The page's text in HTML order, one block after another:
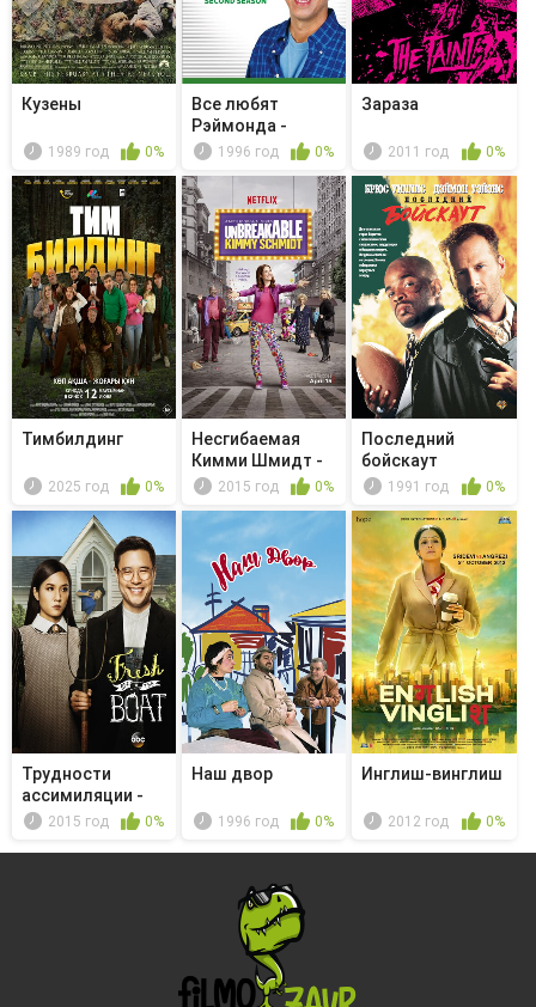
Кузены
1989 год 0%
Все любят
Рэймонда -
Getting Even
1996 год 0%
Зараза
2011 год 0%
Тимбилдинг
2025 год 0%
Несгибаемая
Кимми Шмидт -
Kimmy Sees ...
2015 год 0%
Последний
бойскаут
1991 год 0%
Трудности
ассимиляции -
Good Morning ...
2015 год 0%
Наш двор
1996 год 0%
Инглиш-винглиш
2012 год 0%